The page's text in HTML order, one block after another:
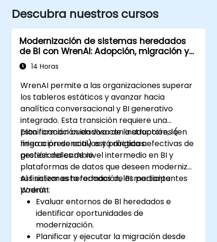
Descubra nuestros cursos
Modernización de sistemas heredados
de BI con WrenAI: Adopción, migración y
gestión del cambio
14 Horas
WrenAI permite a las organizaciones superar
los tableros estáticos y avanzar hacia
analítica conversacional y BI generativo
integrado. Esta transición requiere una
planificación cuidadosa de la adopción, la
migración de activos y prácticas efectivas de
gestión del cambio.
Esta formación en vivo con instructores (en
línea o presencial) está dirigida a
profesionales de nivel intermedio en BI y
plataformas de datos que deseen modernizar
sus sistemas heredados de BI mediante
WrenAI.
Al finalizar esta formación, los participantes
podrán:
Evaluar entornos de BI heredados e
identificar oportunidades de
modernización.
Planificar y ejecutar la migración desde